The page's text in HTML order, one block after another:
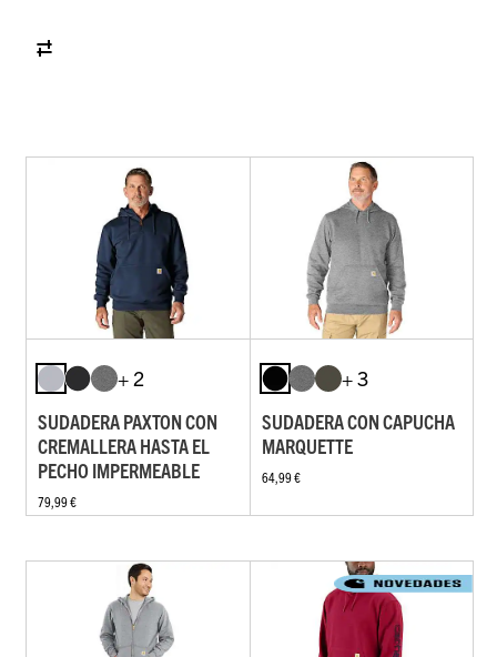
+ 2
SUDADERA PAXTON CON
CREMALLERA HASTA EL
PECHO IMPERMEABLE
79,99 €
+ 3
SUDADERA CON CAPUCHA
MARQUETTE
64,99 €